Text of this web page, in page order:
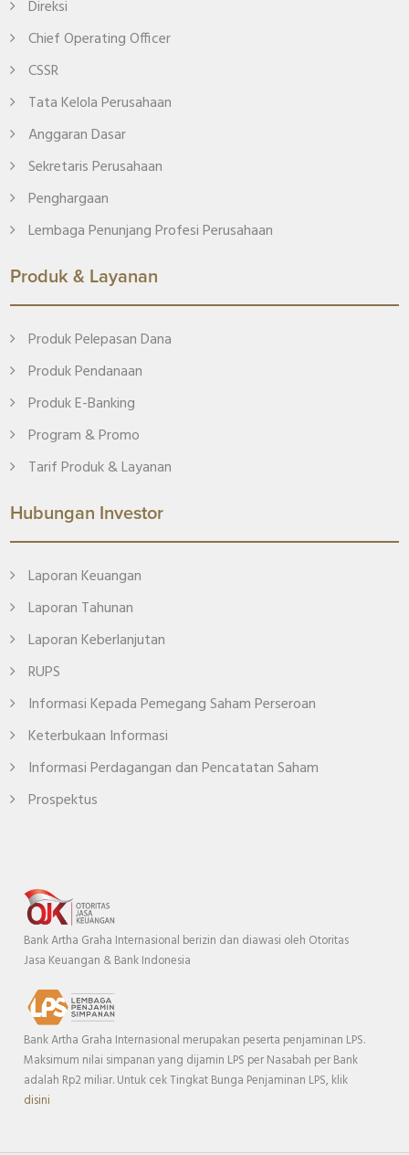
Direksi
Chief Operating Officer
CSSR
Tata Kelola Perusahaan
Anggaran Dasar
Sekretaris Perusahaan
Penghargaan
Lembaga Penunjang Profesi Perusahaan
Produk & Layanan
Produk Pelepasan Dana
Produk Pendanaan
Produk E-Banking
Program & Promo
Tarif Produk & Layanan
Hubungan Investor
Laporan Keuangan
Laporan Tahunan
Laporan Keberlanjutan
RUPS
Informasi Kepada Pemegang Saham Perseroan
Keterbukaan Informasi
Informasi Perdagangan dan Pencatatan Saham
Prospektus
Bank Artha Graha Internasional berizin dan diawasi oleh Otoritas
Jasa Keuangan & Bank Indonesia
Bank Artha Graha Internasional merupakan peserta penjaminan LPS.
Maksimum nilai simpanan yang dijamin LPS per Nasabah per Bank
adalah Rp2 miliar. Untuk cek Tingkat Bunga Penjaminan LPS, klik
disini